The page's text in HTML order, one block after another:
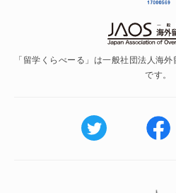
「留学くらべーる」は一般社団法人海
です。